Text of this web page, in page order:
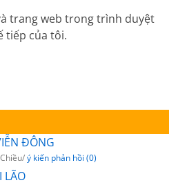
trang web trong trình duyệt
tiếp của tôi.
ĐÔNG
ý kiến phản hồi (0)
LÃO